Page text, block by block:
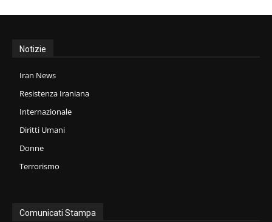
Notizie
Iran News
Resistenza Iraniana
Internazionale
Diritti Umani
Donne
Terrorismo
Comunicati Stampa